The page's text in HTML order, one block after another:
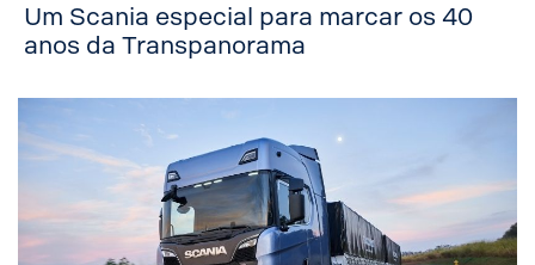
Um Scania especial para marcar os 40
anos da Transpanorama